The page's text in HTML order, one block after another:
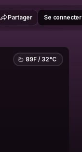
Partager Se connecter
89F / 32°C